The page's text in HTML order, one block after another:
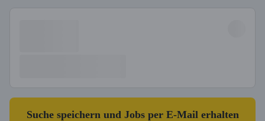
Suche speichern und Jobs per E-Mail erhalten